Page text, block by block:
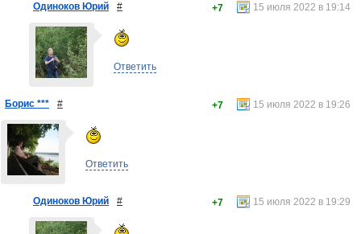
Одиноков Юрий # 15 июля 2022 в 19:14
+7
Ответить
Борис *** # 15 июля 2022 в 19:26
+7
Ответить
Одиноков Юрий # 15 июля 2022 в 19:29
+7